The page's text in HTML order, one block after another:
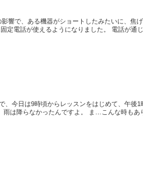
響で、ある機器がショートしたみたいに、焦
定電話が使えるようになりました。 電話が通
、今日は9時頃からレッスンをはじめて、午後
は降らなかったんですよ。 ま…こんな時もあ